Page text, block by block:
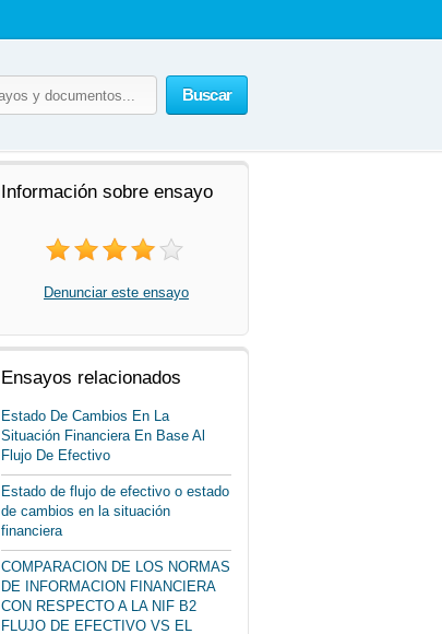
Buscar
Información sobre ensayo
Denunciar este ensayo
Ensayos relacionados
Estado De Cambios En La
Situación Financiera En Base Al
Flujo De Efectivo
Estado de flujo de efectivo o estado
de cambios en la situación
financiera
COMPARACION DE LOS NORMAS
DE INFORMACION FINANCIERA
CON RESPECTO A LA NIF B2
FLUJO DE EFECTIVO VS EL